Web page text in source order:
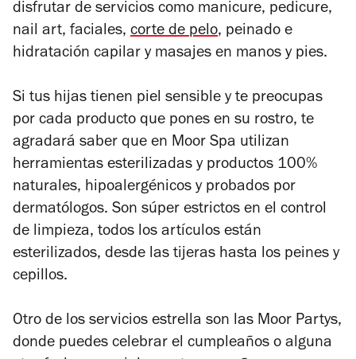
disfrutar de servicios como manicure, pedicure,
nail art, faciales, corte de pelo, peinado e
hidratación capilar y masajes en manos y pies.
Si tus hijas tienen piel sensible y te preocupas
por cada producto que pones en su rostro, te
agradará saber que en Moor Spa utilizan
herramientas esterilizadas y productos 100%
naturales, hipoalergénicos y probados por
dermatólogos. Son súper estrictos en el control
de limpieza, todos los artículos están
esterilizados, desde las tijeras hasta los peines y
cepillos.
Otro de los servicios estrella son las Moor Partys,
donde puedes celebrar el cumpleaños o alguna